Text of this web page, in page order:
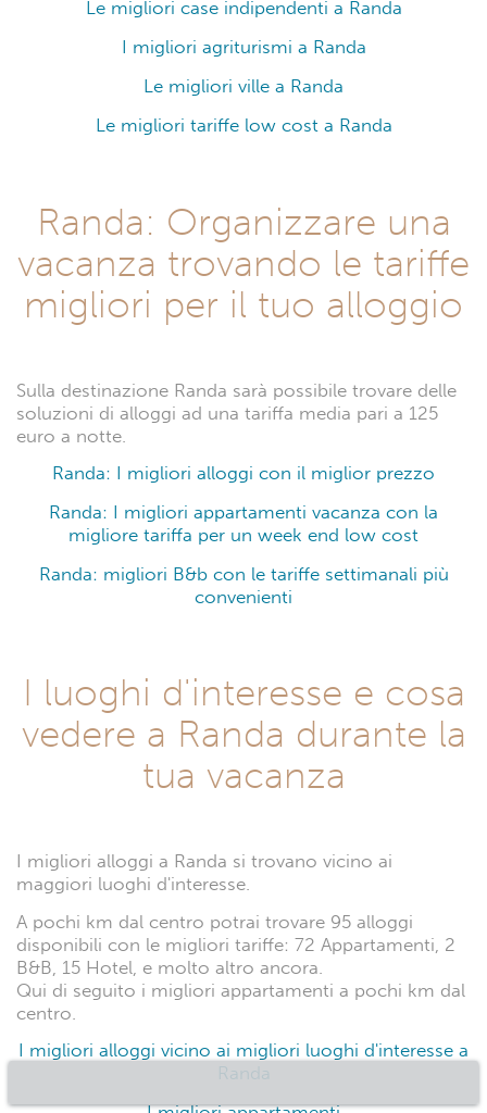
Le migliori case indipendenti a Randa
I migliori agriturismi a Randa
Le migliori ville a Randa
Le migliori tariffe low cost a Randa
Randa: Organizzare una
vacanza trovando le tariffe
migliori per il tuo alloggio
Sulla destinazione Randa sarà possibile trovare delle
soluzioni di alloggi ad una tariffa media pari a 125
euro a notte.
Randa: I migliori alloggi con il miglior prezzo
Randa: I migliori appartamenti vacanza con la
migliore tariffa per un week end low cost
Randa: migliori B&b con le tariffe settimanali più
convenienti
I luoghi d'interesse e cosa
vedere a Randa durante la
tua vacanza
I migliori alloggi a Randa si trovano vicino ai
maggiori luoghi d'interesse.
A pochi km dal centro potrai trovare 95 alloggi
disponibili con le migliori tariffe: 72 Appartamenti, 2
B&B, 15 Hotel, e molto altro ancora.
Qui di seguito i migliori appartamenti a pochi km dal
centro.
I migliori alloggi vicino ai migliori luoghi d'interesse a
Randa